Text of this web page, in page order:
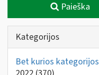
Paieška
Kategorijos
Bet kurios kategorijos